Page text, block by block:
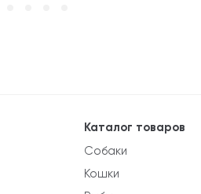
Каталог товаров
Собаки
Кошки